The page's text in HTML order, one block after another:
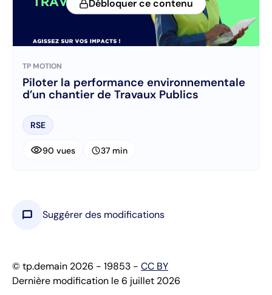
Débloquer ce contenu
TP MOTION
Piloter la performance environnementale
d’un chantier de Travaux Publics
RSE
visibility90 vues schedule37 min
chat_bubble Suggérer des modifications
© tp.demain 2026 - 19853 - CC BY
Dernière modification le 6 juillet 2026